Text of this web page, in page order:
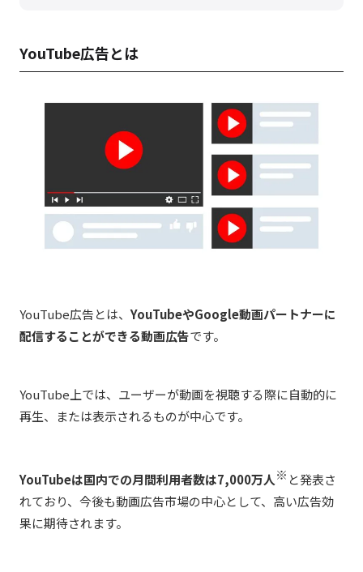
YouTube広告とは
YouTube広告とは、YouTubeやGoogle動画パートナーに
配信することができる動画広告です。
YouTube上では、ユーザーが動画を視聴する際に自動的に
再生、または表示されるものが中心です。
YouTubeは国内での月間利用者数は7,000万人※ と発表さ
れており、今後も動画広告市場の中心として、高い広告効
果に期待されます。